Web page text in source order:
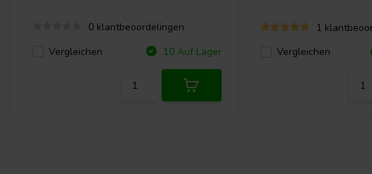
0 klantbeoordelingen
Vergleichen
10 Auf Lager
1
Vergleichen